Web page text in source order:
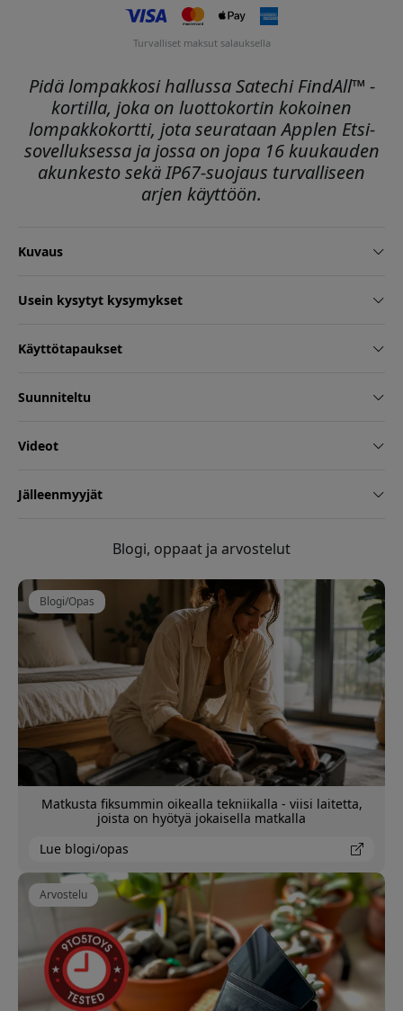
Turvalliset maksut salauksella
Pidä lompakkosi hallussa Satechi FindAll™ -
kortilla, joka on luottokortin kokoinen
lompakkokortti, jota seurataan Applen Etsi-
sovelluksessa ja jossa on jopa 16 kuukauden
akunkesto sekä IP67-suojaus turvalliseen
arjen käyttöön.
Kuvaus
Usein kysytyt kysymykset
Käyttötapaukset
Suunniteltu
Videot
Jälleenmyyjät
Blogi, oppaat ja arvostelut
Blogi/Opas
Matkusta fiksummin oikealla tekniikalla - viisi laitetta,
joista on hyötyä jokaisella matkalla
Lue blogi/opas
Arvostelu